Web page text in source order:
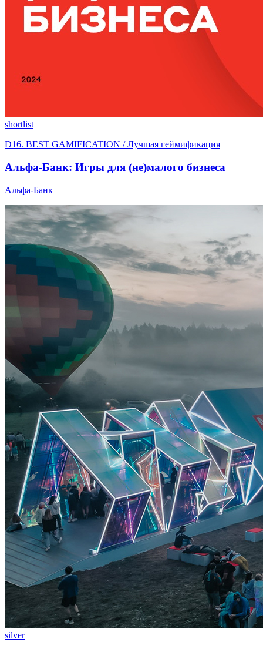
shortlist
D16. BEST GAMIFICATION / Лучшая геймификация
Альфа-Банк: Игры для (не)малого бизнеса
Альфа-Банк
silver